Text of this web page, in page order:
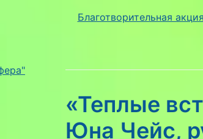
Благотворительная акция
«Теплые
Юна Чейс,